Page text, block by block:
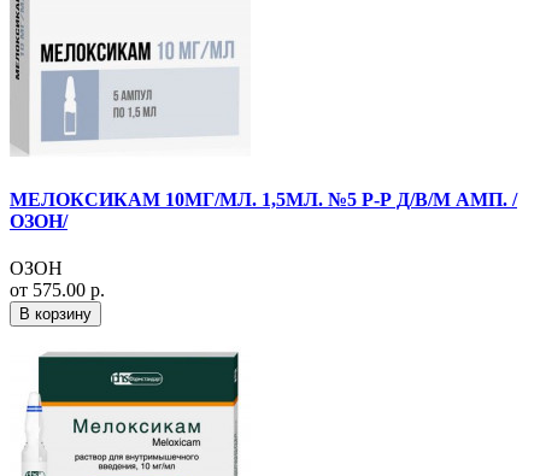
МЕЛОКСИКАМ 10МГ/МЛ. 1,5МЛ. №5 Р-Р Д/В/М АМП. /
ОЗОН/
ОЗОН
от 575.00 р.
В корзину